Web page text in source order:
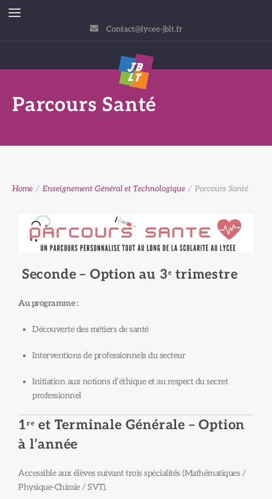
Contact@lycee-jblt.fr
Parcours Santé
Home / Enseignement Général et Technologique / Parcours Santé
Seconde – Option au 3ᵉ trimestre
Au programme :
Découverte des métiers de santé
Interventions de professionnels du secteur
Initiation aux notions d’éthique et au respect du secret
professionnel
1ʳᵉ et Terminale Générale – Option
à l’année
Accessible aux élèves suivant trois spécialités (Mathématiques /
Physique-Chimie / SVT).